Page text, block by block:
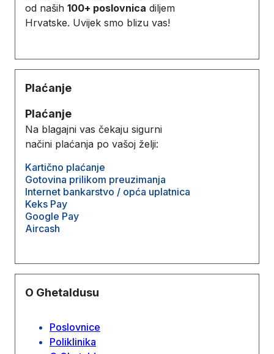
od naših 100+ poslovnica diljem
Hrvatske. Uvijek smo blizu vas!
Plaćanje
Plaćanje
Na blagajni vas čekaju sigurni
načini plaćanja po vašoj želji:
Kartično plaćanje
Gotovina prilikom preuzimanja
Internet bankarstvo / opća uplatnica
Keks Pay
Google Pay
Aircash
O Ghetaldusu
Poslovnice
Poliklinika